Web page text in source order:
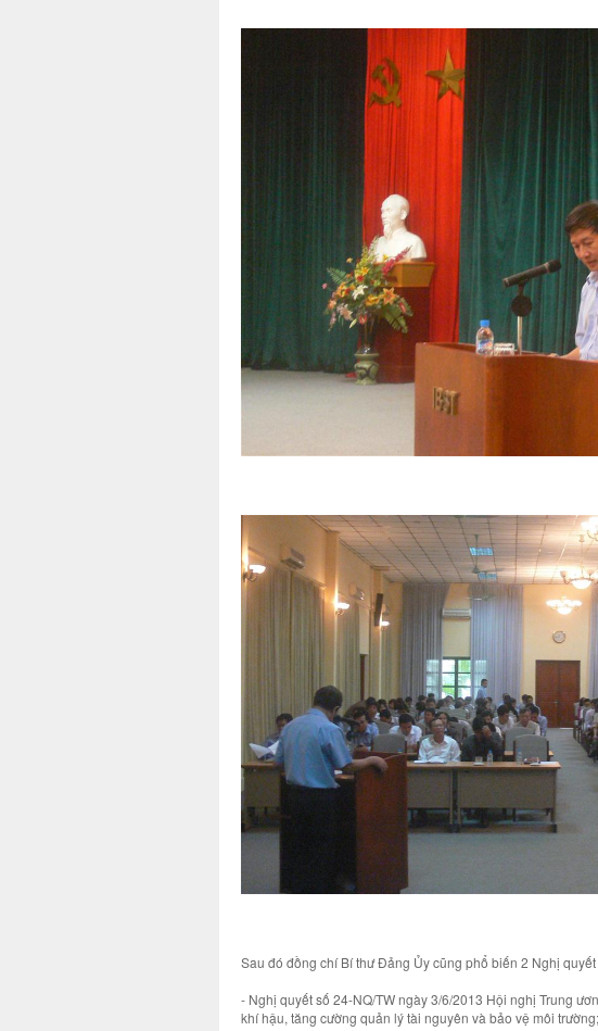
Sau đó đồng chí Bí thư Đảng Ủy cũng phổ biến 2 Nghị
- Nghị quyết số 24-NQ/TW ngày 3/6/2013 Hội nghị Trung
khí hậu, tăng cường quản lý tài nguyên và bảo vệ môi trường;